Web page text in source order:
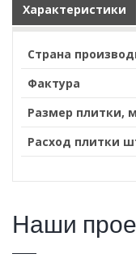
Характеристики
Страна
Фактура
Размер плитки,
Расход плитки
Наши